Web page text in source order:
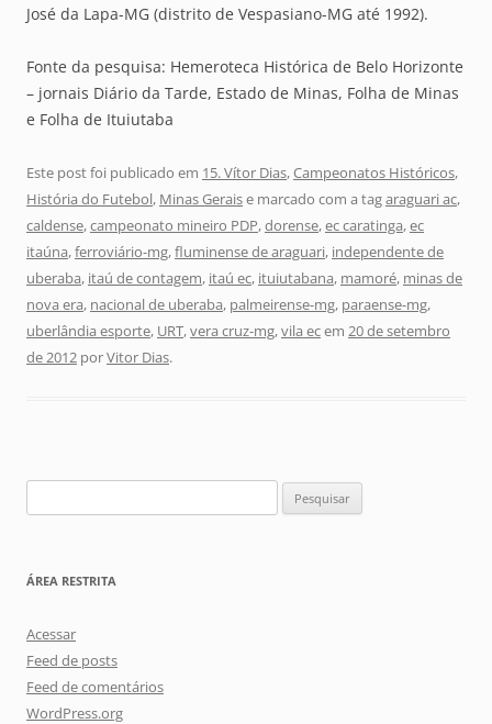
José da Lapa-MG (distrito de Vespasiano-MG até 1992).
Fonte da pesquisa: Hemeroteca Histórica de Belo Horizonte
– jornais Diário da Tarde, Estado de Minas, Folha de Minas
e Folha de Ituiutaba
Este post foi publicado em 15. Vítor Dias,Campeonatos Históricos,
História do Futebol, Minas Geraise marcado com a tagaraguari ac,
caldense,campeonato mineiro PDP,dorense,ec caratinga,ec
itaúna,ferroviário-mg,fluminense de araguari, independente de
uberaba, itaú de contagem, itaú ec, ituiutabana, mamoré, minas de
nova era, nacional de uberaba, palmeirense-mg, paraense-mg,
uberlândia esporte, URT,vera cruz-mg,vila ecem 20 de setembro
de 2012 porVitor Dias.
por:
ÁREA RESTRITA
Acessar
Feed de posts
Feed de comentários
WordPress.org